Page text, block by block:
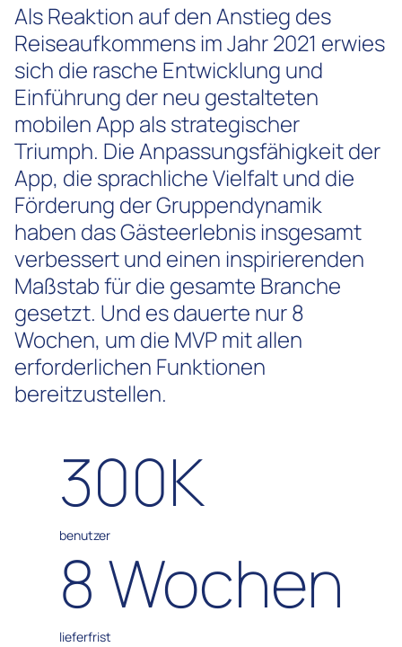
Als Reaktion auf den Anstieg des
Reiseaufkommens im Jahr 2021 erwies
sich die rasche Entwicklung und
Einführung der neu gestalteten
mobilen App als strategischer
Triumph. Die Anpassungsfähigkeit der
App, die sprachliche Vielfalt und die
Förderung der Gruppendynamik
haben das Gästeerlebnis insgesamt
verbessert und einen inspirierenden
Maßstab für die gesamte Branche
gesetzt. Und es dauerte nur 8
Wochen, um die MVP mit allen
erforderlichen Funktionen
bereitzustellen.
300K
benutzer
8 Wochen
lieferfrist